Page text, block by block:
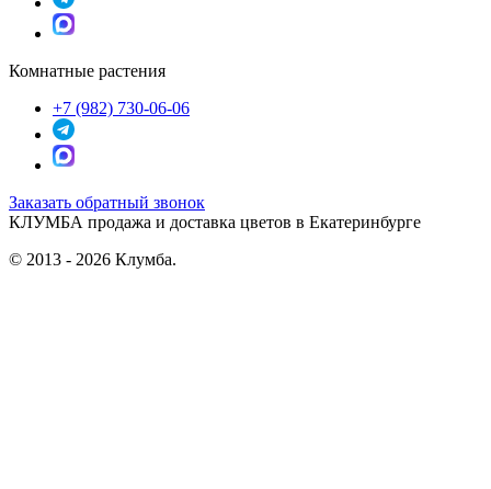
Комнатные растения
+7 (982) 730-06-06
Заказать обратный звонок
КЛУМБА продажа и доставка цветов в Екатеринбурге
© 2013 - 2026 Клумба.